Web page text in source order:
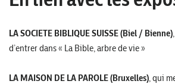
LA SOCIETE BIBLIQUE SUISSE (Biel / Bienne)
d’entrer dans « La Bible, arbre de vie »
LA MAISON DE LA PAROLE (Bruxelles) , qui